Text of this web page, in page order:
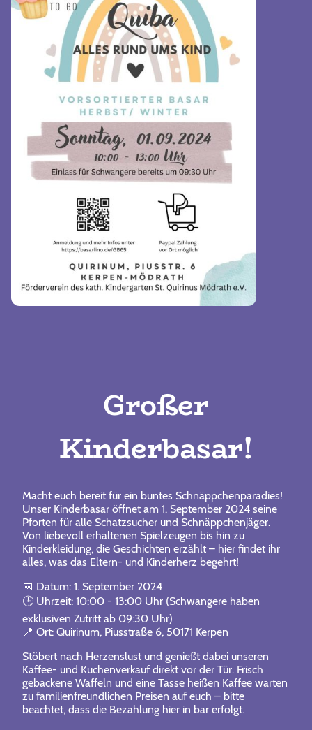
Großer
Kinderbasar!
Macht euch bereit für ein buntes Schnäppchenparadies!
Unser Kinderbasar öffnet am 1. September 2024 seine
Pforten für alle Schatzsucher und Schnäppchenjäger.
Von liebevoll erhaltenen Spielzeugen bis hin zu
Kinderkleidung, die Geschichten erzählt – hier findet ihr
alles, was das Eltern- und Kinderherz begehrt!
📅 Datum: 1. September 2024
🕒 Uhrzeit: 10:00 - 13:00 Uhr (Schwangere haben
exklusiven Zutritt ab 09:30 Uhr)
📍 Ort: Quirinum, Piusstraße 6, 50171 Kerpen
Stöbert nach Herzenslust und genießt dabei unseren
Kaffee- und Kuchenverkauf direkt vor der Tür. Frisch
gebackene Waffeln und eine Tasse heißen Kaffee warten
zu familienfreundlichen Preisen auf euch – bitte
beachtet, dass die Bezahlung hier in bar erfolgt.